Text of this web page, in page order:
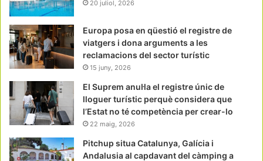
20 juliol, 2026
Europa posa en qüestió el registre de
viatgers i dona arguments a les
reclamacions del sector turístic
15 juny, 2026
El Suprem anul·la el registre únic de
lloguer turístic perquè considera que
l’Estat no té competència per crear-lo
22 maig, 2026
Pitchup situa Catalunya, Galícia i
Andalusia al capdavant del càmping a